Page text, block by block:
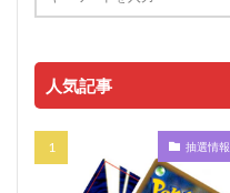
人気記事
抽選情報